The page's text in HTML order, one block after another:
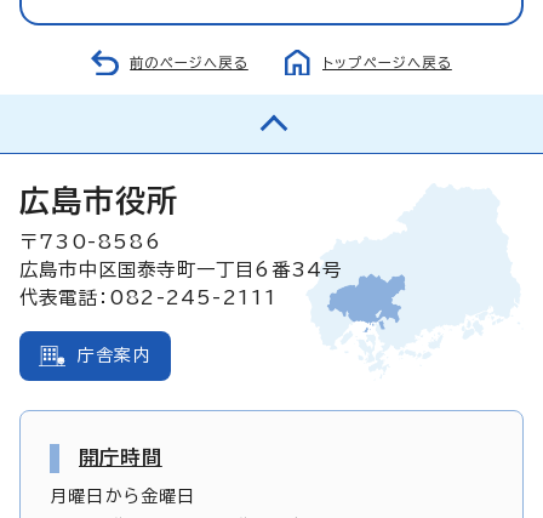
前のページへ戻る トップページへ戻る
広島市役所
〒730-8586
広島市中区国泰寺町一丁目6番34号
代表電話：082-245-2111
庁舎案内
開庁時間
月曜日から金曜日